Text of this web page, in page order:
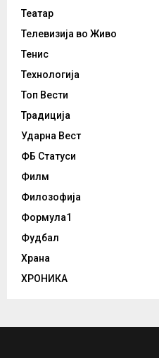
Театар
Телевизија во Живо
Тенис
Технологија
Топ Вести
Традиција
Ударна Вест
ФБ Статуси
Филм
Филозофија
Формула1
Фудбал
Храна
ХРОНИКА